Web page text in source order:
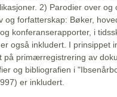
2) Parodier over og
forfatterskap: Bøker,
konferanserapporter, i
også inkludert. I prinsippet
primærregistrering av
og bibliografien i
er inkludert.